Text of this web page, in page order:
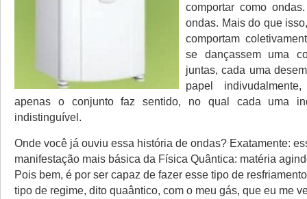
comportar como
ondas. Mais do que
comportam
se dançassem uma
juntas, cada uma
papel
apenas o conjunto faz sentido, no qual cada uma
indistinguível.
Onde você já ouviu essa história de ondas? Exatamente:
manifestação mais básica da Física Quântica: matéria
Pois bem, é por ser capaz de fazer esse tipo de
tipo de regime, dito quaântico, com o meu gás, que eu me